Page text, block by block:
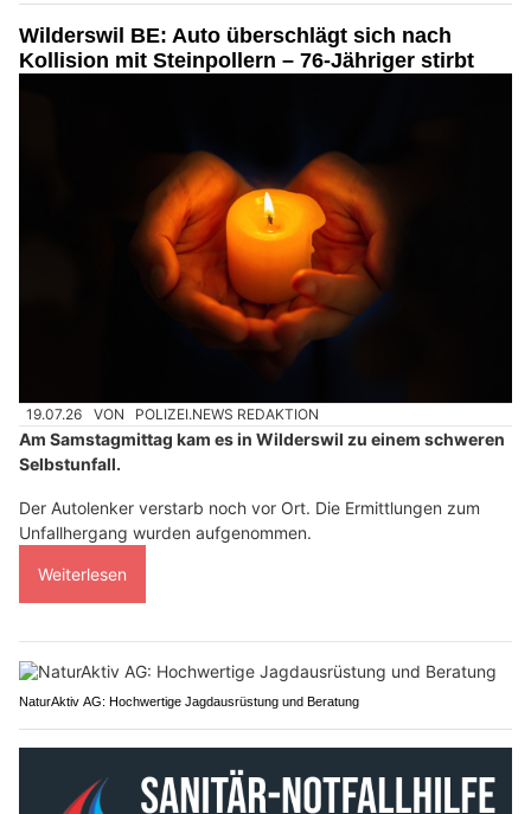
Wilderswil BE: Auto überschlägt sich nach
Kollision mit Steinpollern – 76-Jähriger stirbt
19.07.26 VON POLIZEI.NEWS REDAKTION
Am Samstagmittag kam es in Wilderswil zu einem schweren
Selbstunfall.
Der Autolenker verstarb noch vor Ort. Die Ermittlungen zum
Unfallhergang wurden aufgenommen.
Weiterlesen
NaturAktiv AG: Hochwertige Jagdausrüstung und Beratung